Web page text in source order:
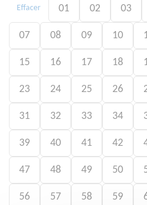
Effacer 01 02 03
07 08 09 10
15 16 17 18
23 24 25 26
31 32 33 34
39 40 41 42
47 48 49 50
56 57 58 59